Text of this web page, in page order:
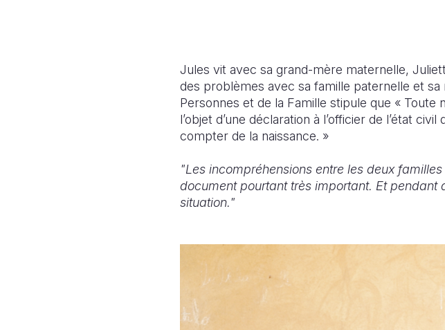
Jules vit avec sa grand-mère maternelle,
des problèmes avec sa famille paternelle et
Personnes et de la Famille stipule que «
l’objet d’une déclaration à l’officier de l’état
compter de la naissance. »
"Les incompréhensions entre les deux
document pourtant très important. Et
situation."